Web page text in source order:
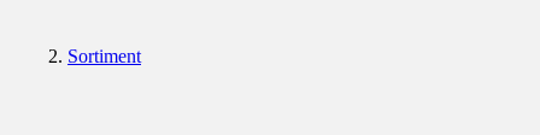
Sortiment